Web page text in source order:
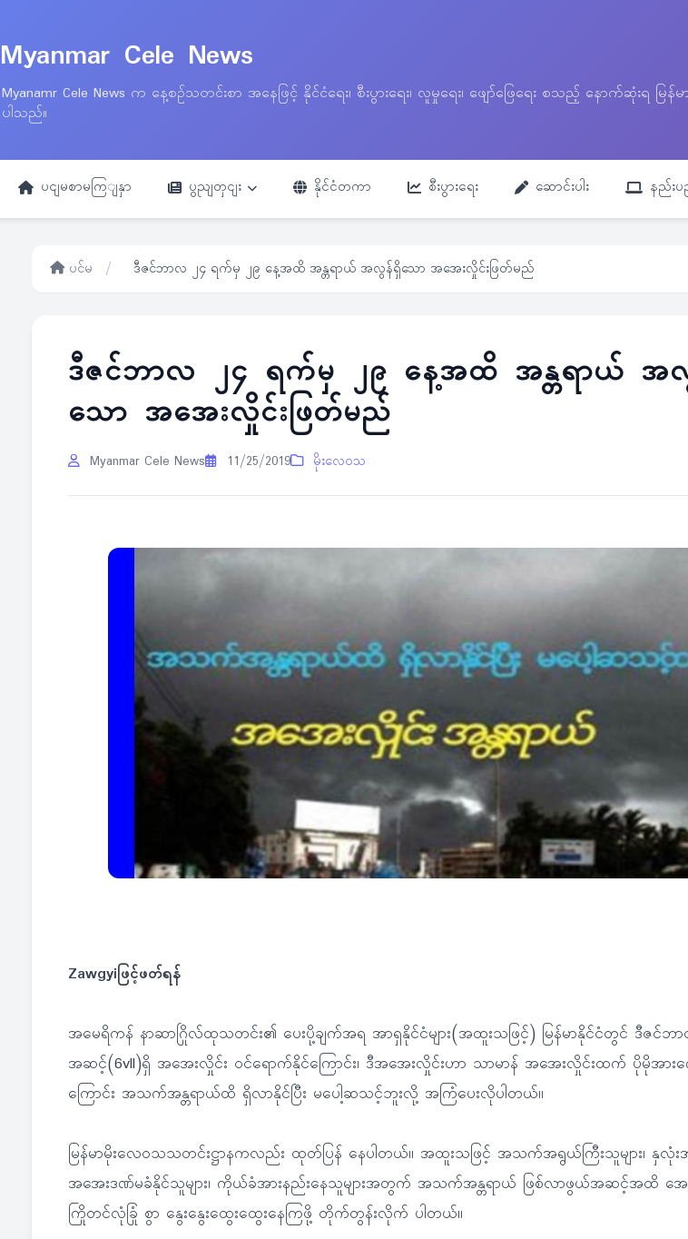
Myanmar Cele News
Myanamr Cele News က နေ့စဉ်သတင်းစာ အနေဖြင့် နိုင်ငံရေး၊ စီးပွားရေး၊ လူမှုရေး၊ ဖျော်ဖြေရေး စသည့် နောက်ဆုံ
ပါသည်။
ပငျမစာမကြျနှာ ပွညျတှငျး နိုင်ငံတကာ စီးပွားရေး ဆောင်းပါး နည်း
ပင်မ / ဒီဇင်ဘာလ ၂၄ ရက်မှ ၂၉ နေ့အထိ အန္တရာယ် အလွန်ရှိသော အအေးလှိုင်းဖြတ်မည်
ဒီဇင်ဘာလ ၂၄ ရက်မှ ၂၉ နေ့အထိ အန္တရာယ် အ
သော အအေးလှိုင်းဖြတ်မည်
Myanmar Cele News 11/25/2019 မိုးလေဝသ
Zawgyiဖြင့်ဖတ်ရန်
အမေရိကန် နာဆာဂြိုလ်ထုသတင်း၏ ပေးပို့ချက်အရ အာရှနိုင်ငံများ(အထူးသဖြင့်) မြန်မာနိုင်ငံတွင် ဒီဇင်
အဆင့်(6vll)ရှိ အအေးလှိုင်း ဝင်ရောက်နိုင်ကြောင်း၊ ဒီအအေးလှိုင်းဟာ သာမာန် အအေးလှိုင်းထက် ပိုမိုအားက
ကြောင်း အသက်အန္တရာယ်ထိ ရှိလာနိုင်ပြီး မပေါ့ဆသင့်ဘူးလို့ အကြံပေးလိုပါတယ်။
မြန်မာမိုးလေဝသသတင်းဋ္ဌာနကလည်း ထုတ်ပြန် နေပါတယ်။ အထူးသဖြင့် အသက်အရွယ်ကြီးသူများ၊ နှလုံးအာ
အအေးဒဏ်မခံနိုင်သူများ၊ ကိုယ်ခံအားနည်းနေသူများအတွက် အသက်အန္တရာယ် ဖြစ်လာဖွယ်အဆင့်အထိ အေ
ကြိုတင်လုံခြုံ စွာ နွေးနွေးထွေးထွေးနေကြဖို့ တိုက်တွန်းလိုက် ပါတယ်။